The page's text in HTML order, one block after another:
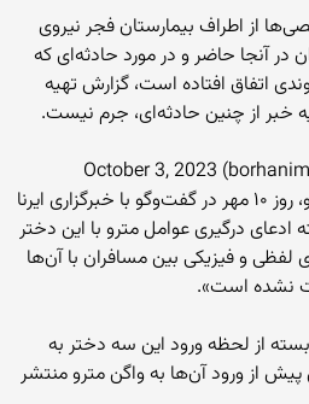
از اطراف بیمارستان فجر نیروی
در آنجا حاضر و در مورد حادثه‌ای که
اتفاق افتاده است، گزارش تهیه
خبر از چنین حادثه‌ای، جرم نیست.
مسعود درستی، مدیرعامل مترو، روز ۱۰ مهر در گفت‌وگو با خبرگزاری ایرنا
درگیری عوامل مترو با این دختر
لفظی و فیزیکی بین مسافران با آن‌ها
نشده است».
از لحظه ورود این سه دختر به
از ورود آن‌ها به واگن مترو منتشر